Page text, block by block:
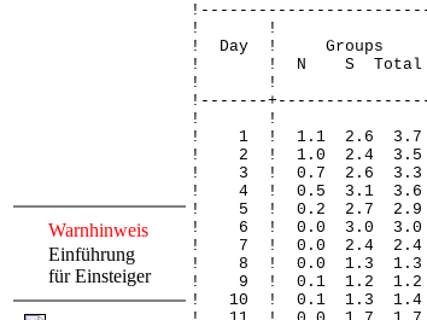
Warnhinweis
Einführung
für Einsteiger
! !
! Day ! Groups
! ! N S Total ! N
! !
!-------
! !
! 1 ! 1.1 2.6
! 2 ! 1.0 2.4
! 3 ! 0.7 2.6
! 4 ! 0.5 3.1
! 5 ! 0.2 2.7
! 6 ! 0.0 3.0
! 7 ! 0.0 2.4
! 8 ! 0.0 1.3
! 9 ! 0.1 1.2
! 10 ! 0.1 1.3